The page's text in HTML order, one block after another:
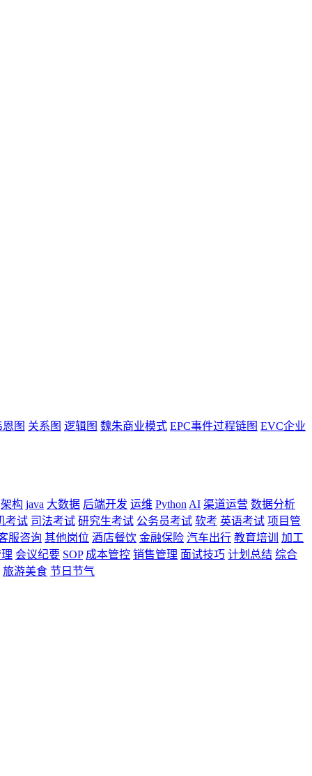
恩图 关系图 逻辑图 魏朱商业模式 EPC事件过程链图 EVC企业
架构 java 大数据 后端开发 运维 Python AI 渠道运营 数据分析
考试 司法考试 研究生考试 公务员考试 软考 英语考试 项目管
服咨询 其他岗位 酒店餐饮 金融保险 汽车出行 教育培训
加工
会议纪要 SOP 成本管控 销售管理 面试技巧 计划总结 综合
旅游美食 节日节气